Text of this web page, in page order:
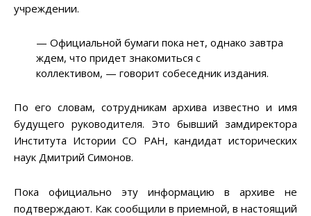
учреждении.
— Официальной бумаги пока нет, однако завтра
ждем, что придет знакомиться с
коллективом, — говорит собеседник издания.
По его словам, сотрудникам архива известно и имя
будущего руководителя. Это бывший замдиректора
Института Истории СО РАН, кандидат исторических
наук Дмитрий Симонов.
Пока официально эту информацию в архиве не
подтверждают. Как сообщили в приемной, в настоящий